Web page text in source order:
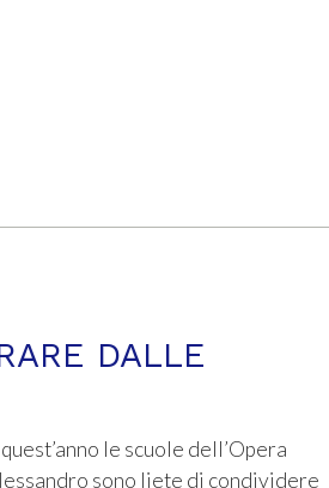
DALLE
le scuole dell’Opera
sono liete di condividere